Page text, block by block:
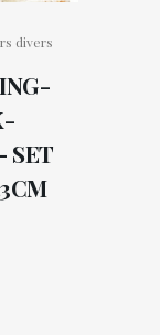
divers
SET